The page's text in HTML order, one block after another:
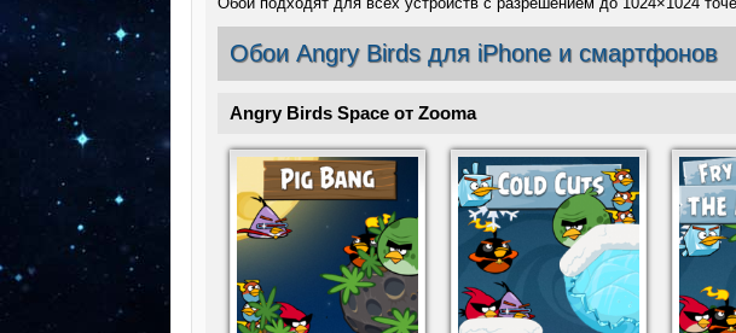
Обои Angry Birds для iPhone и смартфонов
Angry Birds Space от Zooma